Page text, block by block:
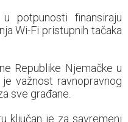
potpunosti finansiraju
Wi-Fi pristupnih tačaka
Republike Njemačke u
važnost ravnopravnog
sve građane.
ključan je za savremeni